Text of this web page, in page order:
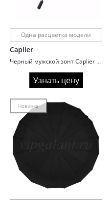
Одна расцветка модели
Caplier
Черный мужской зонт Caplier 3870 с красными спицами
Узнать цену
Новинка